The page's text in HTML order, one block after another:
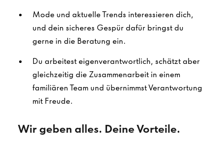
Mode und aktuelle Trends interessieren dich,
und dein sicheres Gespür dafür bringst du
gerne in die Beratung ein.
Du arbeitest eigenverantwortlich, schätzt aber
gleichzeitig die Zusammenarbeit in einem
familiären Team und übernimmst Verantwortung
mit Freude.
Wir geben alles. Deine Vorteile.